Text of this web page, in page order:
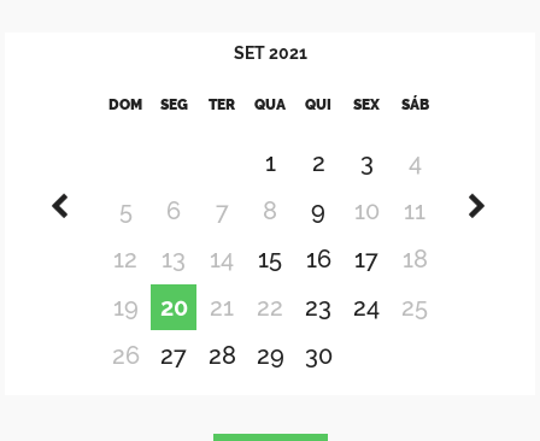
SET 2021
DOM SEG TER QUA QUI SEX SÁB
1 2 3
4
5
6 7 8 9 10
11
12
13 14 15 16 17
18
19
20 21 22 23 24
25
26
27 28 29 30